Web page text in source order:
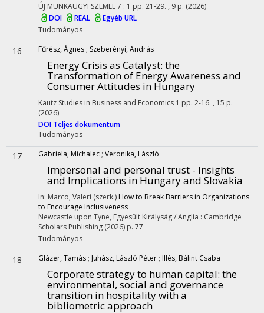
ÚJ MUNKAÜGYI SZEMLE7 : 1 pp. 21-29. , 9 p. (2026)
DOI
REAL
Egyéb URL
Tudományos
16 Fűrész, Ágnes ; Szeberényi, András
Energy Crisis as Catalyst: the
Transformation of Energy Awareness and
Consumer Attitudes in Hungary
Kautz Studies in Business and Economics 1 pp. 2-16. , 15 p.
(2026)
DOI Teljes dokumentum
Tudományos
17 Gabriela, Michalec ; Veronika, László
Impersonal and personal trust - Insights
and Implications in Hungary and Slovakia
In: Marco, Valeri (szerk.) How to Break Barriers in Organizations
to Encourage Inclusiveness
Newcastle upon Tyne, Egyesült Királyság / Anglia : Cambridge
Scholars Publishing (2026) p. 77
Tudományos
18 Glázer, Tamás ; Juhász, László Péter ; Illés, Bálint Csaba
Corporate strategy to human capital: the
environmental, social and governance
transition in hospitality with a
bibliometric approach